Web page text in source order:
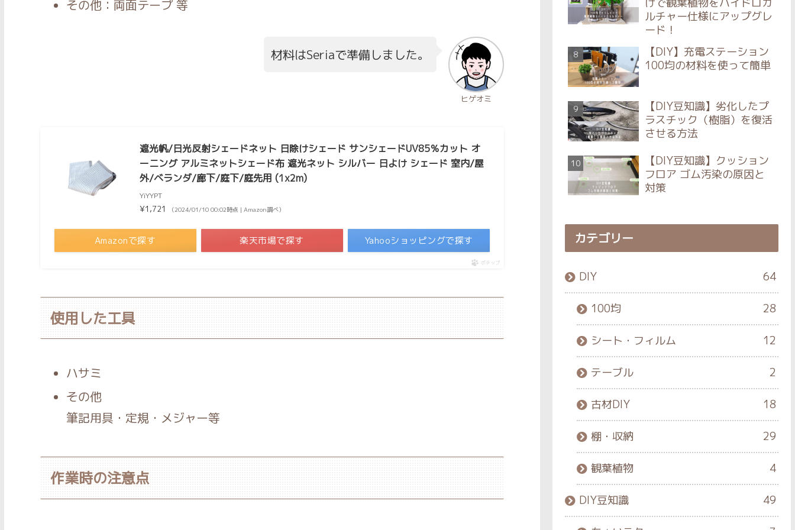
その他：両面テープ 等
ヒゲオミ
材料はSeriaで準備しました。
遮光帆/日光反射シェードネット 日除けシェード サンシェードUV85％カット オ
ーニング アルミネットシェード布 遮光ネット シルバー 日よけ シェード 室内/屋
外/ベランダ/廊下/庭下/庭先用 (1x2m)
YiYYPT
¥1,721 （2024/01/10 00:02時点 | Amazon調べ）
Amazonで探す 楽天市場で探す Yahooショッピングで探す
ポチップ
使用した工具
ハサミ
その他
筆記用具・定規・メジャー等
作業時の注意点
ルチャー仕様にアップグレ
ード！
【DIY】充電ステーション
100均の材料を使って簡単
【DIY豆知識】劣化したプ
ラスチック（樹脂）を復活
させる方法
【DIY豆知識】クッション
フロア ゴム汚染の原因と
対策
カテゴリー
DIY 64
100均 28
シート・フィルム 12
テーブル 2
古材DIY 18
棚・収納 29
観葉植物 4
DIY豆知識 49